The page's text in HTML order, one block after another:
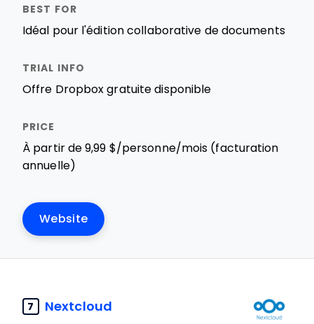
Idéal pour l'édition collaborative de documents
Offre Dropbox gratuite disponible
À partir de 9,99 $/personne/mois (facturation
annuelle)
Website
7 Nextcloud